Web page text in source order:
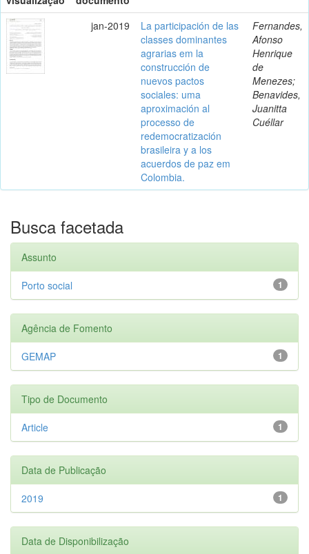
jan-2019
La participación de las
classes dominantes
agrarias em la
construcción de
nuevos pactos
sociales: uma
aproximación al
processo de
redemocratización
brasileira y a los
acuerdos de paz em
Colombia.
Fernandes,
Afonso
Henrique
de
Menezes;
Benavides,
Juanitta
Cuéllar
Busca facetada
Assunto
1
Porto social
Agência de Fomento
1
GEMAP
Tipo de Documento
1
Article
Data de Publicação
1
2019
Data de Disponibilização